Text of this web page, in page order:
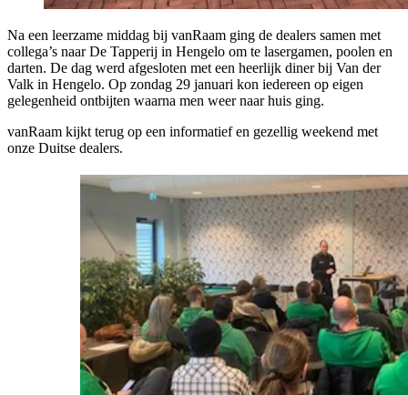
Na een leerzame middag bij vanRaam ging de dealers samen met
collega’s naar De Tapperij in Hengelo om te lasergamen, poolen en
darten. De dag werd afgesloten met een heerlijk diner bij Van der
Valk in Hengelo. Op zondag 29 januari kon iedereen op eigen
gelegenheid ontbijten waarna men weer naar huis ging.
vanRaam kijkt terug op een informatief en gezellig weekend met
onze Duitse dealers.